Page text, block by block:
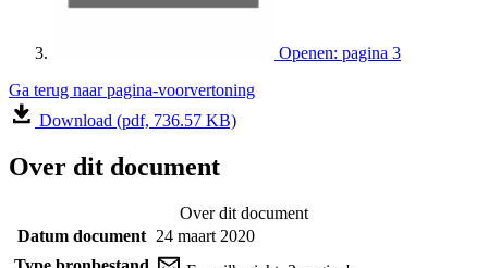
Openen: pagina 3
Ga terug naar pagina-voorvertoning
Download (pdf, 736.57 KB)
Over dit document
Over dit document
Datum document 24 maart 2020